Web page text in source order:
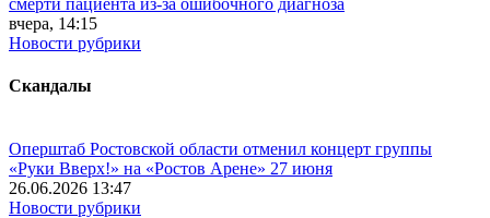
смерти пациента из-за ошибочного диагноза
вчера, 14:15
Новости рубрики
Скандалы
Оперштаб Ростовской области отменил концерт группы
«Руки Вверх!» на «Ростов Арене» 27 июня
26.06.2026 13:47
Новости рубрики